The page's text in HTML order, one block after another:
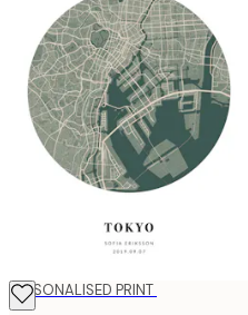
PERSONALISED PRINT